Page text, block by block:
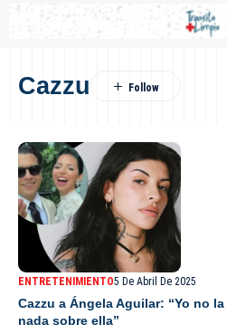
Cazzu
ENTRETENIMIENTO5 De Abril De 2025
Cazzu a Ángela Aguilar: “Yo no
nada sobre ella”